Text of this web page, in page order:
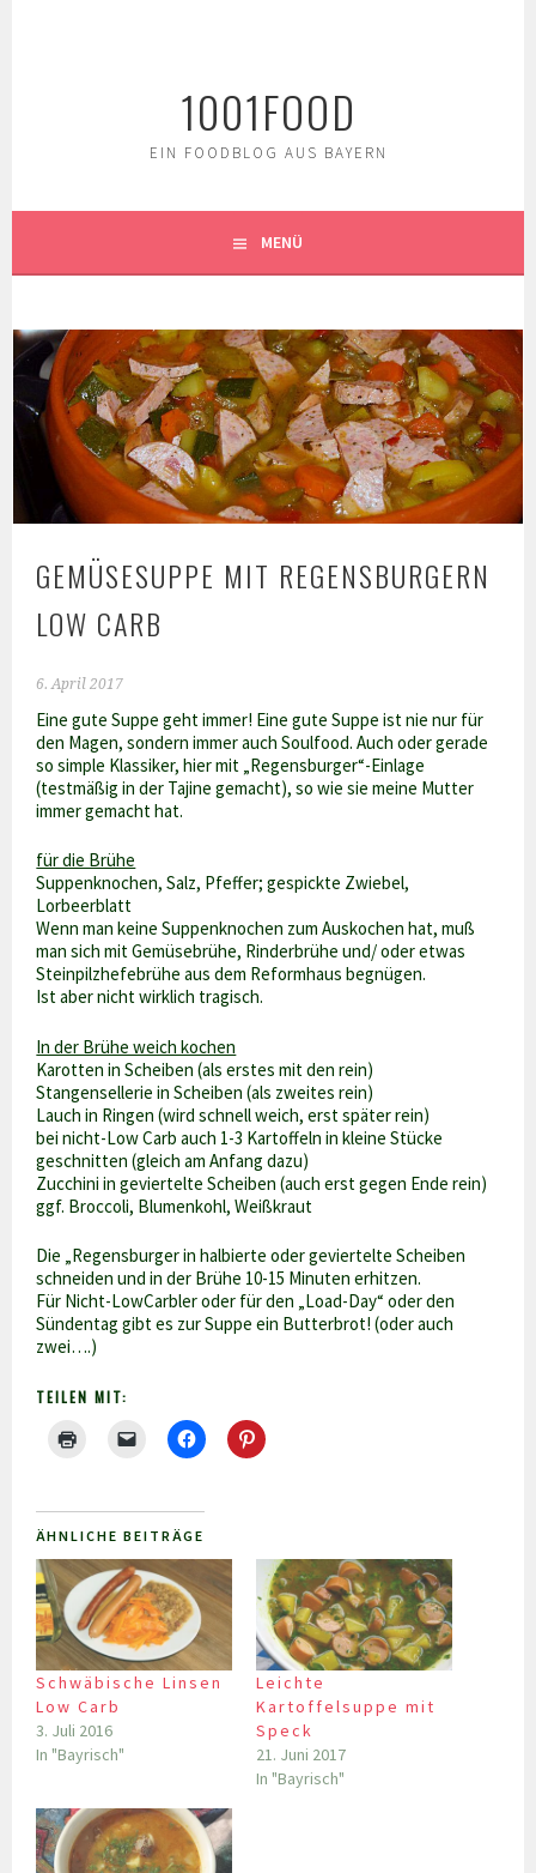
1001FOOD
EIN FOODBLOG AUS BAYERN
MENÜ
GEMÜSESUPPE MIT REGENSBURGERN
LOW CARB
6. April 2017
Eine gute Suppe geht immer! Eine gute Suppe ist nie nur für
den Magen, sondern immer auch Soulfood. Auch oder gerade
so simple Klassiker, hier mit „Regensburger“-Einlage
(testmäßig in der Tajine gemacht), so wie sie meine Mutter
immer gemacht hat.
für die Brühe
Suppenknochen, Salz, Pfeffer; gespickte Zwiebel,
Lorbeerblatt
Wenn man keine Suppenknochen zum Auskochen hat, muß
man sich mit Gemüsebrühe, Rinderbrühe und/ oder etwas
Steinpilzhefebrühe aus dem Reformhaus begnügen.
Ist aber nicht wirklich tragisch.
In der Brühe weich kochen
Karotten in Scheiben (als erstes mit den rein)
Stangensellerie in Scheiben (als zweites rein)
Lauch in Ringen (wird schnell weich, erst später rein)
bei nicht-Low Carb auch 1-3 Kartoffeln in kleine Stücke
geschnitten (gleich am Anfang dazu)
Zucchini in geviertelte Scheiben (auch erst gegen Ende rein)
ggf. Broccoli, Blumenkohl, Weißkraut
Die „Regensburger in halbierte oder geviertelte Scheiben
schneiden und in der Brühe 10-15 Minuten erhitzen.
Für Nicht-LowCarbler oder für den „Load-Day“ oder den
Sündentag gibt es zur Suppe ein Butterbrot! (oder auch
zwei….)
TEILEN MIT:
ÄHNLICHE BEITRÄGE
Schwäbische Linsen
Low Carb
3. Juli 2016
In "Bayrisch"
Leichte
Kartoffelsuppe mit
Speck
21. Juni 2017
In "Bayrisch"